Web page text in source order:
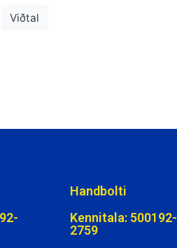
Viðtal
Handbolti
Kennitala: 500192-
2759